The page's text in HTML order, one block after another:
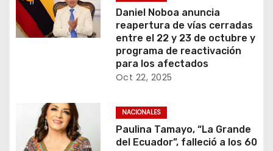
Daniel Noboa anuncia
reapertura de vías cerradas
entre el 22 y 23 de octubre y
programa de reactivación
para los afectados
Oct 22, 2025
NACIONALES
Paulina Tamayo, “La Grande
del Ecuador”, falleció a los 60